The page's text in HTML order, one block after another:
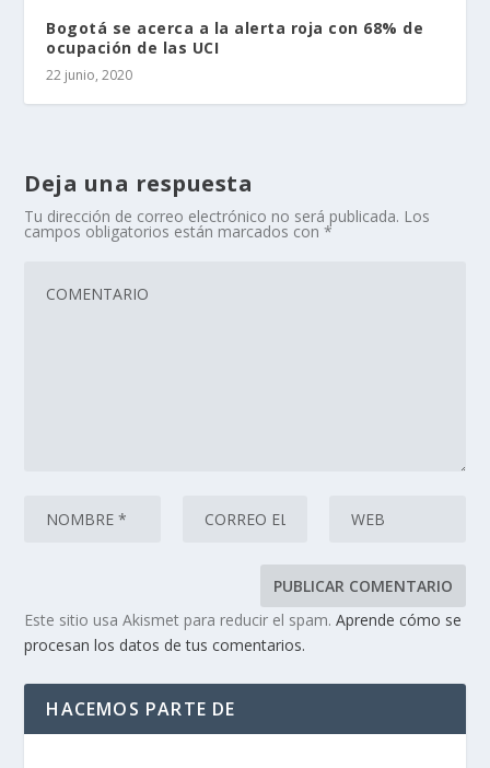
Bogotá se acerca a la alerta roja con 68% de
ocupación de las UCI
22 junio, 2020
Deja una respuesta
Tu dirección de correo electrónico no será publicada. Los
campos obligatorios están marcados con*
Este sitio usa Akismet para reducir el spam.Aprende cómo se
procesan los datos de tus comentarios.
HACEMOS PARTE DE